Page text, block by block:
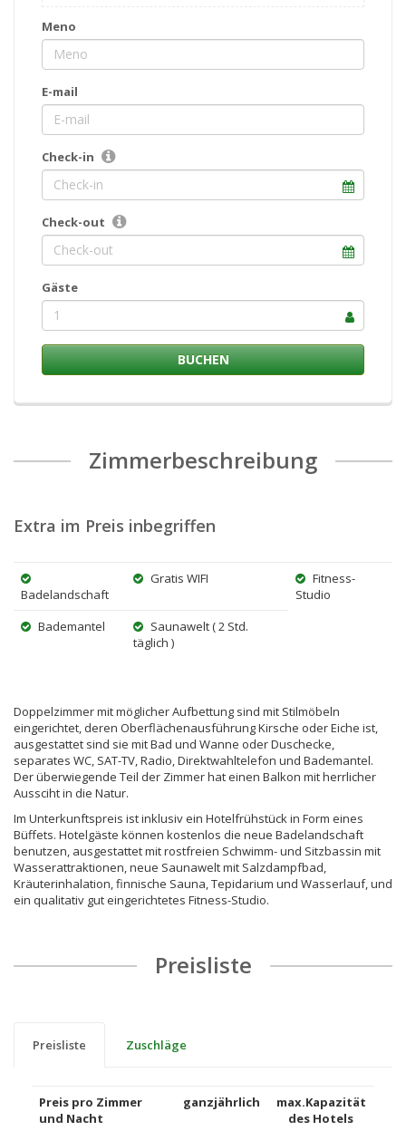
Meno
E-mail
Check-in
Check-out
Gäste
1
Zimmerbeschreibung
Extra im Preis inbegriffen
Badelandschaft
Gratis WIFI
Fitness-
Studio
Bademantel
Saunawelt ( 2 Std.
täglich )
Doppelzimmer mit möglicher Aufbettung sind mit Stilmöbeln
eingerichtet, deren Oberflächenausführung Kirsche oder Eiche ist,
ausgestattet sind sie mit Bad und Wanne oder Duschecke,
separates WC, SAT-TV, Radio, Direktwahltelefon und Bademantel.
Der überwiegende Teil der Zimmer hat einen Balkon mit herrlicher
Aussciht in die Natur.
Im Unterkunftspreis ist inklusiv ein Hotelfrühstück in Form eines
Büffets. Hotelgäste können kostenlos die neue Badelandschaft
benutzen, ausgestattet mit rostfreien Schwimm- und Sitzbassin mit
Wasserattraktionen, neue Saunawelt mit Salzdampfbad,
Kräuterinhalation, finnische Sauna, Tepidarium und Wasserlauf, und
ein qualitativ gut eingerichtetes Fitness-Studio.
Preisliste
Preisliste Zuschläge
Preis pro Zimmer
und Nacht
ganzjährlich
max.Kapazität
des Hotels